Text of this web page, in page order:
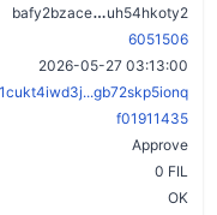
bafy2bzace
uh54hkoty2
6051506
2026-05-27 03:13:00
f01911435
Approve
0 FIL
OK